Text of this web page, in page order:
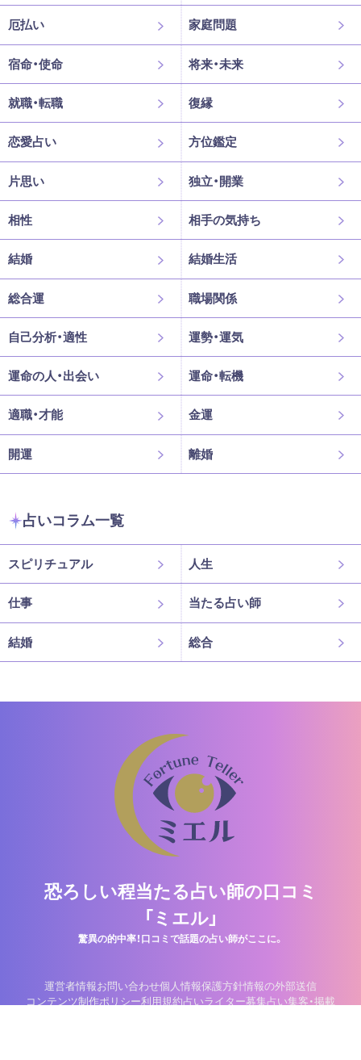
厄払い 家庭問題
宿命・使命 将来・未来
就職・転職 復縁
恋愛占い 方位鑑定
片思い 独立・開業
相性 相手の気持ち
結婚 結婚生活
総合運 職場関係
自己分析・適性 運勢・運気
運命の人・出会い 運命・転機
適職・才能 金運
開運 離婚
占いコラム一覧
スピリチュアル 人生
仕事 当たる占い師
結婚 総合
恐ろしい程当たる占い師の口コミ
「ミエル」
驚異の的中率！口コミで話題の占い師がここに。
運営者情報お問い合わせ個人情報保護方針情報の外部送信
コンテンツ制作ポリシー利用規約占いライター募集占い集客・掲載